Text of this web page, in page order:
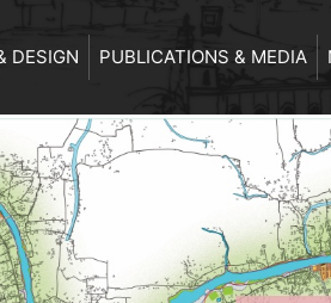
DESIGN PUBLICATIONS & MEDIA